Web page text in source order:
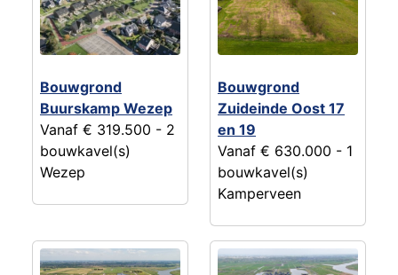
Bouwgrond
Buurskamp Wezep
Vanaf € 319.500 - 2
bouwkavel(s)
Wezep
Bouwgrond
Zuideinde Oost 17
en 19
Vanaf € 630.000 - 1
bouwkavel(s)
Kamperveen